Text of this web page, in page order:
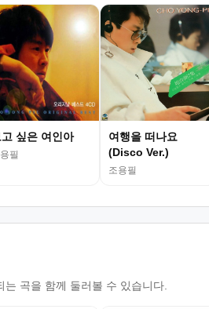
고 싶은 여인아
필
여행을 떠나요
(Disco Ver.)
조용필
곡을 함께 둘러볼 수 있습니다.